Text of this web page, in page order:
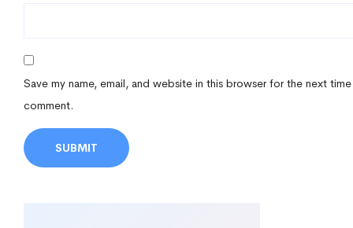
Save my name, email, and website in this browser for the next
comment.